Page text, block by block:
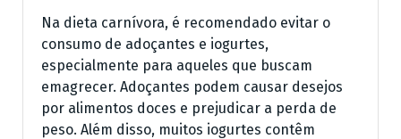
Na dieta carnívora, é recomendado evitar o
consumo de adoçantes e iogurtes,
especialmente para aqueles que buscam
emagrecer. Adoçantes podem causar desejos
por alimentos doces e prejudicar a perda de
peso. Além disso, muitos iogurtes contêm